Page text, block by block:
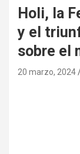
Holi, la
y el
sobre el
20 marzo, 2024